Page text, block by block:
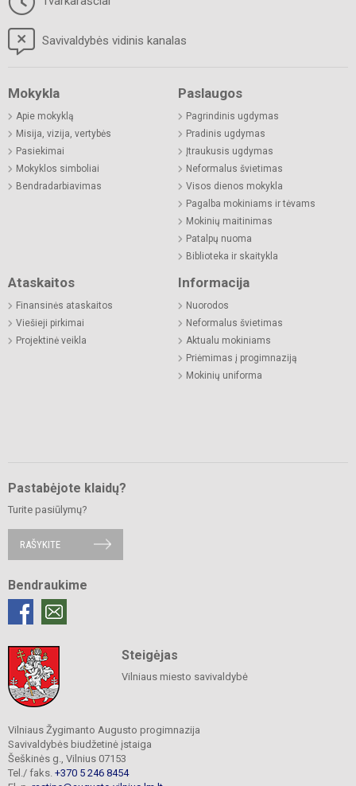
Savivaldybės vidinis kanalas
Mokykla
Apie mokyklą
Misija, vizija, vertybės
Pasiekimai
Mokyklos simboliai
Bendradarbiavimas
Paslaugos
Pagrindinis ugdymas
Pradinis ugdymas
Įtraukusis ugdymas
Neformalus švietimas
Visos dienos mokykla
Pagalba mokiniams ir tėvams
Mokinių maitinimas
Patalpų nuoma
Biblioteka ir skaitykla
Ataskaitos
Finansinės ataskaitos
Viešieji pirkimai
Projektinė veikla
Informacija
Nuorodos
Neformalus švietimas
Aktualu mokiniams
Priėmimas į progimnaziją
Mokinių uniforma
Pastabėjote klaidų?
Turite pasiūlymų?
RAŠYKITE
Bendraukime
Steigėjas
Vilniaus miesto savivaldybė
Vilniaus Žygimanto Augusto progimnazija
Savivaldybės biudžetinė įstaiga
Šeškinės g., Vilnius 07153
Tel./ faks. +370 5 246 8454